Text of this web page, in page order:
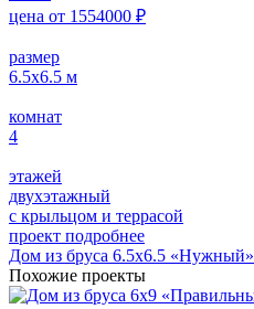
цена от 1554000 ₽
размер
6.5х6.5 м
комнат
4
этажей
двухэтажный
с крыльцом и террасой
проект подробнее
Дом из бруса 6.5х6.5 «Нужный»
Похожие проекты